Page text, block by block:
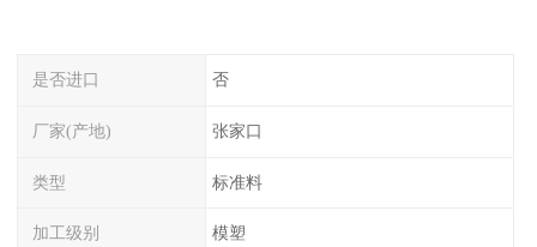
是否进口 否
厂家(产地) 张家口
类型 标准料
加工级别 模塑